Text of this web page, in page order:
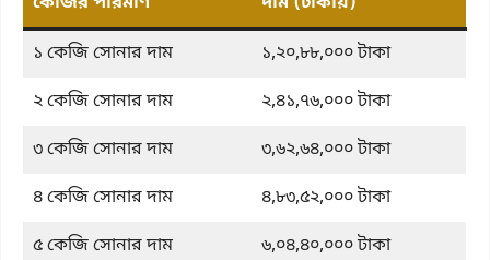
১ কেজি সোনার দাম
১,২০,৮৮,০০০ টাকা
২ কেজি সোনার দাম
২,৪১,৭৬,০০০ টাকা
৩ কেজি সোনার দাম
৩,৬২,৬৪,০০০ টাকা
৪ কেজি সোনার দাম
৪,৮৩,৫২,০০০ টাকা
৫ কেজি সোনার দাম
৬,০৪,৪০,০০০ টাকা